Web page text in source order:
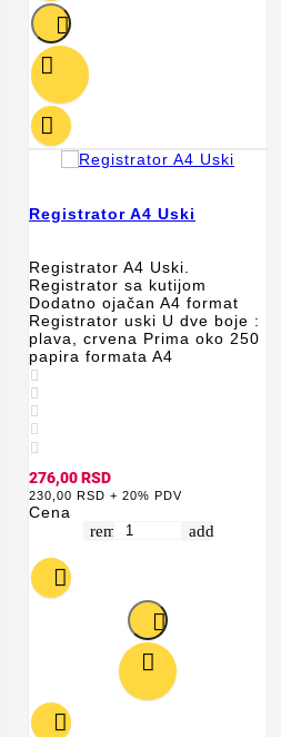



Registrator A4 Uski
Registrator A4 Uski.
Registrator sa kutijom
Dodatno ojačan A4 format
Registrator uski U dve boje :
plava, crvena Prima oko 250
papira formata A4





276,00 RSD
230,00 RSD + 20% PDV
Cena
remove
add



